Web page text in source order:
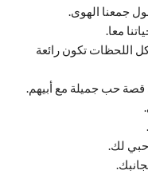
جمعنا الهوى.
معا.
كل اللحظات تكون رائعة
قصة حب جميلة مع أبيهم.
حبي لك.